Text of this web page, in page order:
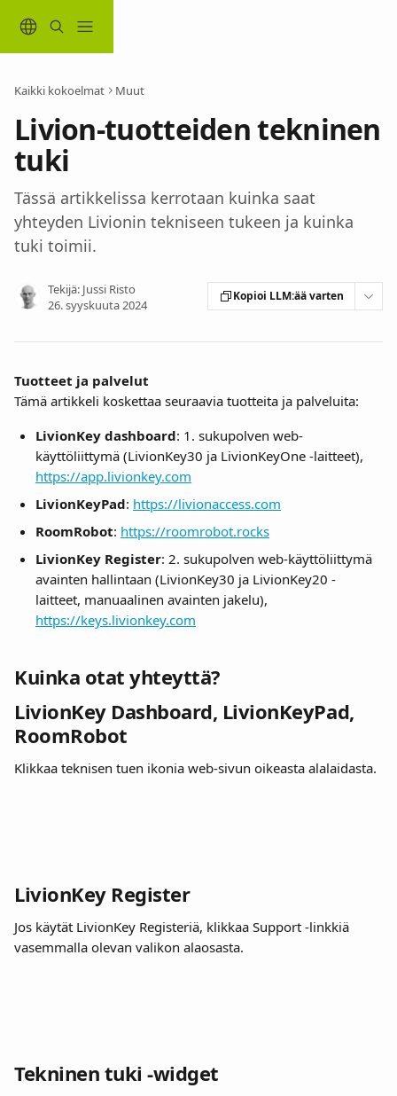
Kaikki kokoelmat Muut
Livion-tuotteiden tekninen
tuki
Tässä artikkelissa kerrotaan kuinka saat
yhteyden Livionin tekniseen tukeen ja kuinka
tuki toimii.
Tekijä: Jussi Risto
26. syyskuuta 2024
Kopioi LLM:ää varten
Tuotteet ja palvelut
Tämä artikkeli koskettaa seuraavia tuotteita ja palveluita:
LivionKey dashboard: 1. sukupolven web-
käyttöliittymä (LivionKey30 ja LivionKeyOne -laitteet),
https://app.livionkey.com
LivionKeyPad: https://livionaccess.com
RoomRobot: https://roomrobot.rocks
LivionKey Register: 2. sukupolven web-käyttöliittymä
avainten hallintaan (LivionKey30 ja LivionKey20 -
laitteet, manuaalinen avainten jakelu),
https://keys.livionkey.com
Kuinka otat yhteyttä?
LivionKey Dashboard, LivionKeyPad,
RoomRobot
Klikkaa teknisen tuen ikonia web-sivun oikeasta alalaidasta.
LivionKey Register
Jos käytät LivionKey Registeriä, klikkaa Support -linkkiä
vasemmalla olevan valikon alaosasta.
Tekninen tuki -widget